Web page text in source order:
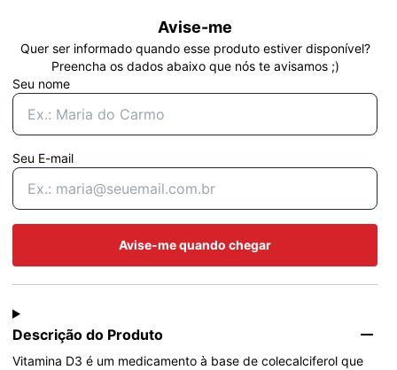
Avise-me
Quer ser informado quando esse produto estiver disponível?
Preencha os dados abaixo que nós te avisamos ;)
Seu nome
Seu E-mail
Avise-me quando chegar
Descrição do Produto
Vitamina D3 é um medicamento à base de colecalciferol que